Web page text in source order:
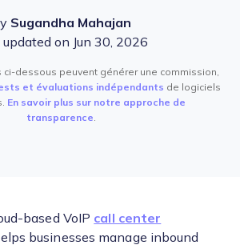
Sugandha Mahajan
updated on Jun 30, 2026
ci-dessous peuvent générer une commission,
et évaluations indépendants de logiciels
En savoir plus sur notre approche de
transparence.
based VoIP call center
businesses manage inbound